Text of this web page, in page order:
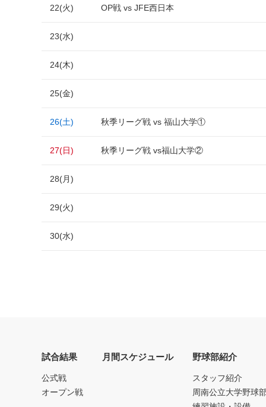
22(火) OP戦 vs JFE西日本
23(水)
24(木)
25(金)
26(土) 秋季リーグ戦 vs 福山大学①
27(日) 秋季リーグ戦 vs福山大学②
28(月)
29(火)
30(水)
試合結果
公式戦
オープン戦
月間スケジュール 野球部紹介
スタッフ紹介
周南公立大学野球